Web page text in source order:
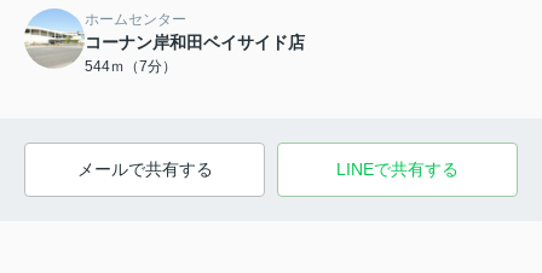
ホームセンター
コーナン岸和田ベイサイド店
544ｍ（7分）
メールで共有する LINEで共有する